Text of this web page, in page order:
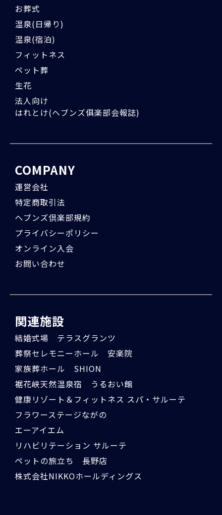
お葬式
温泉(日帰り)
温泉(宿泊)
フィットネス
ペット葬
生花
法人向け
はれとけ(ヘブンズ俱楽部会報誌)
COMPANY
運営会社
特定商取引法
ヘブンズ倶楽部規約
プライバシーポリシー
オンライン入会
お問い合わせ
関連施設
結婚式場 テラスグランツ
葬祭セレモニーホール 安楽院
家族葬ホール SHION
裾花峡天然温泉宿 うるおい館
健康リゾート＆フィットネス スパ・サルーテ
フラワーステージながの
エーアイエム
リハビリテーション サルーテ
ペットの旅立ち 長野店
株式会社NIKKOホールディングス